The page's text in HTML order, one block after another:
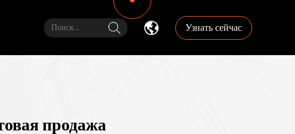
Узнать сейчас
продажа